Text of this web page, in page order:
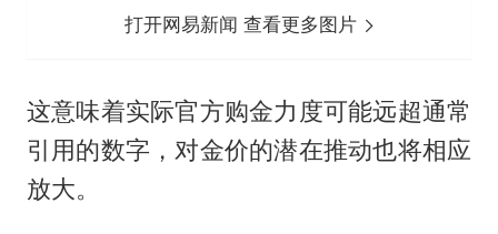
打开网易新闻 查看更多图片
这意味着实际官方购金力度可能远超通常
引用的数字，对金价的潜在推动也将相应
放大。